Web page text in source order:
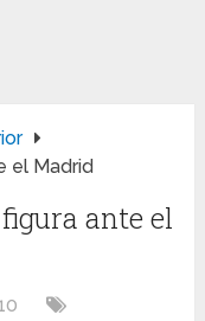
el Madrid
ante el